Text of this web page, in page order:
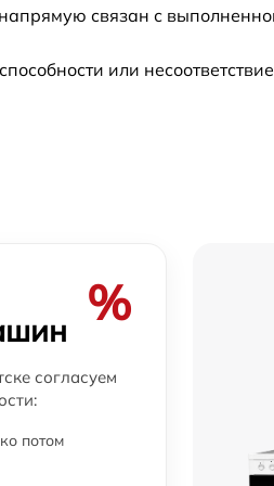
от 60 мин
от 60 мин
от 60 мин
связан с
или
%
согласуем
потом